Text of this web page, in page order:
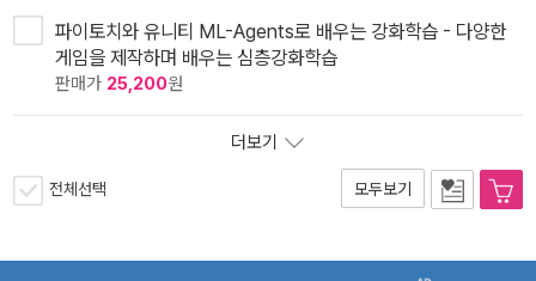
파이토치와 유니티 ML-Agents로 배우는 강화학습 - 다양한
게임을 제작하며 배우는 심층강화학습
판매가 25,200원
더보기
전체선택 모두보기